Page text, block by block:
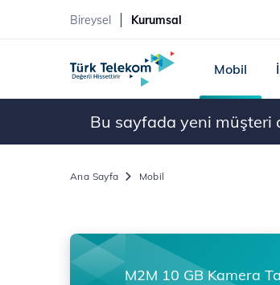
Bireysel Kurumsal
Mobil
Bu sayfada yeni müşteri
Ana Sayfa Mobil
M2M 10 GB Kamera